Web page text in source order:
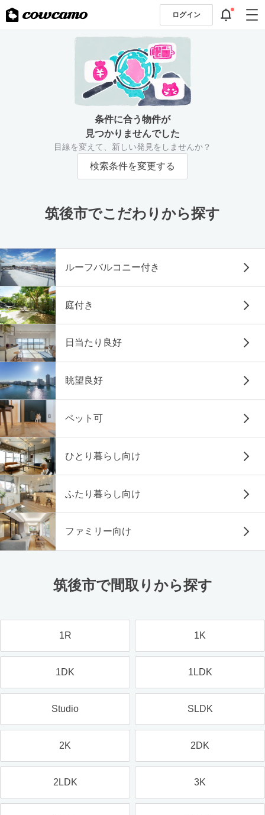
ログイン
条件に合う物件が
見つかりませんでした
目線を変えて、新しい発見をしませんか？
検索条件を変更する
筑後市でこだわりから探す
ルーフバルコニー付き
庭付き
日当たり良好
眺望良好
ペット可
ひとり暮らし向け
ふたり暮らし向け
ファミリー向け
筑後市で間取りから探す
1R 1K
1DK 1LDK
Studio SLDK
2K 2DK
2LDK 3K